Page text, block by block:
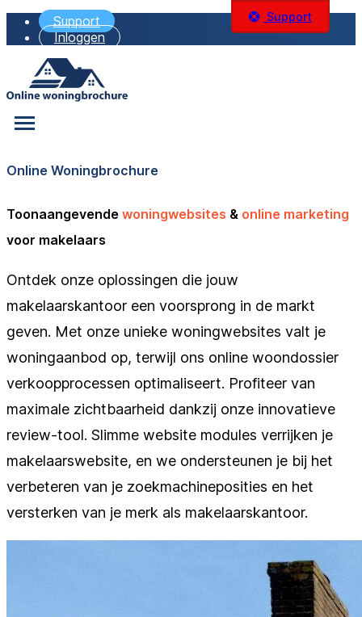
Support
Inloggen
Online Woningbrochure
Toonaangevende woningwebsites & online marketing
voor makelaars
Ontdek onze oplossingen die jouw
makelaarskantoor een voorsprong in de markt
geven. Met onze unieke woningwebsites valt je
woningaanbod op, terwijl ons online woondossier
verkoopprocessen optimaliseert. Profiteer van
maximale zichtbaarheid dankzij onze innovatieve
review-tool. Slimme website modules verrijken je
makelaarswebsite, en we ondersteunen je bij het
verbeteren van je zoekmachineposities en het
versterken van je merk als makelaarskantoor.
Support